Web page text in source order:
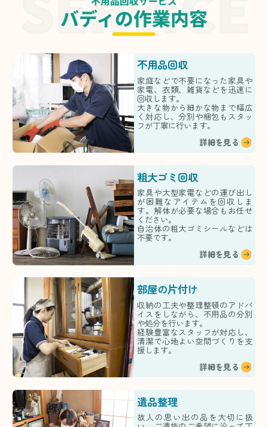
バディの作業内容
不用品回収
家庭などで不要になった家具や
家電、衣類、雑貨などを迅速に
回収します。
大きな物から細かな物まで幅広
く対応し、分別や梱包もスタッ
フが丁寧に行います。
詳細を見る
粗大ゴミ回収
家具や大型家電などの運び出し
が困難なアイテムを回収しま
す。解体が必要な場合もお任せ
ください。
自治体の粗大ゴミシールなどは
不要です。
詳細を見る
部屋の片付け
収納の工夫や整理整頓のアドバ
イスをしながら、不用品の分別
や処分を行います。
経験豊富なスタッフが対応し、
清潔で心地よい空間づくりを支
援します。
詳細を見る
遺品整理
故人の思い出の品を大切に扱